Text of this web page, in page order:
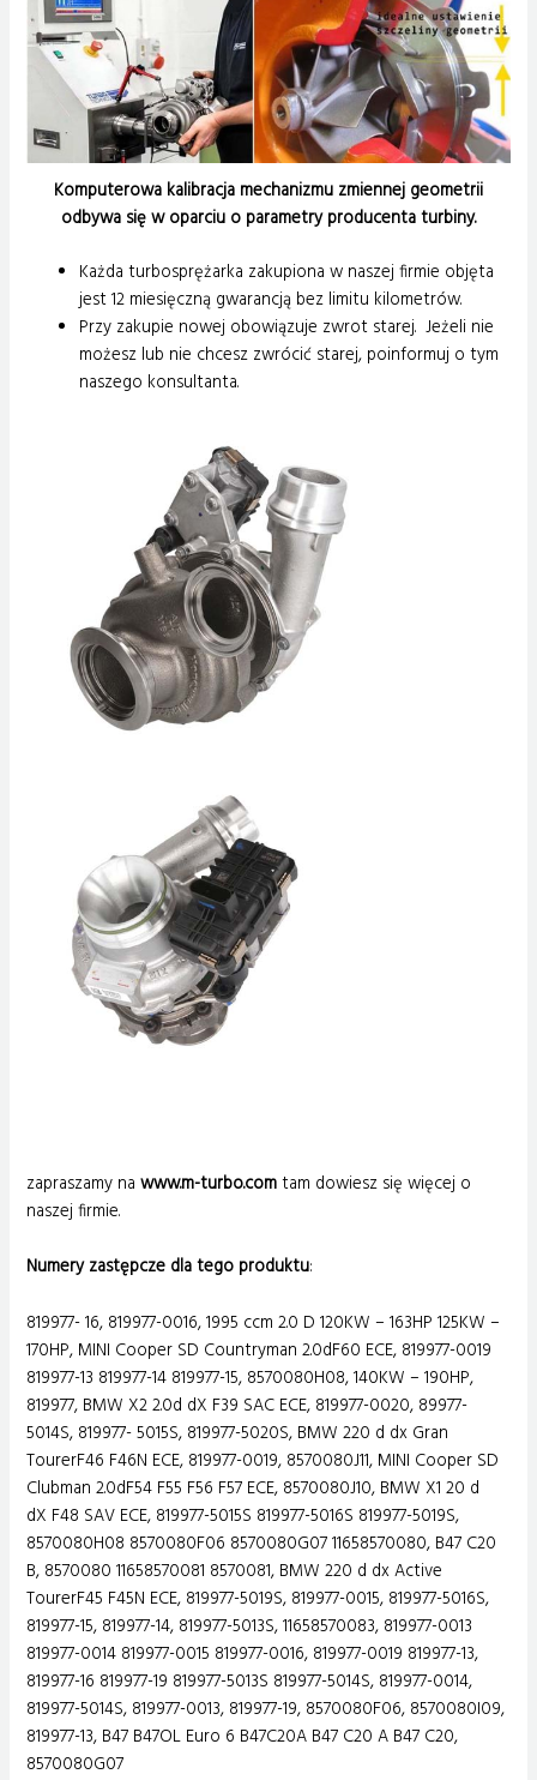
Komputerowa kalibracja mechanizmu zmiennej geometrii
odbywa się w oparciu o parametry producenta turbiny.
Każda turbosprężarka zakupiona w naszej firmie objęta
jest 12 miesięczną gwarancją bez limitu kilometrów.
Przy zakupie nowej obowiązuje zwrot starej. Jeżeli nie
możesz lub nie chcesz zwrócić starej, poinformuj o tym
naszego konsultanta.
zapraszamy nawww.m-turbo.comtam dowiesz się więcej o
naszej firmie.
Numery zastępcze dla tego produktu:
819977- 16, 819977-0016, 1995 ccm 2.0 D 120KW – 163HP 125KW –
170HP, MINI Cooper SD Countryman 2.0dF60 ECE, 819977-0019
819977-13 819977-14 819977-15, 8570080H08, 140KW – 190HP,
819977, BMW X2 2.0d dX F39 SAC ECE, 819977-0020, 89977-
5014S, 819977- 5015S, 819977-5020S, BMW 220 d dx Gran
TourerF46 F46N ECE, 819977-0019, 8570080J11, MINI Cooper SD
Clubman 2.0dF54 F55 F56 F57 ECE, 8570080J10, BMW X1 20 d
dX F48 SAV ECE, 819977-5015S 819977-5016S 819977-5019S,
8570080H08 8570080F06 8570080G07 11658570080, B47 C20
B, 8570080 11658570081 8570081, BMW 220 d dx Active
TourerF45 F45N ECE, 819977-5019S, 819977-0015, 819977-5016S,
819977-15, 819977-14, 819977-5013S, 11658570083, 819977-0013
819977-0014 819977-0015 819977-0016, 819977-0019 819977-13,
819977-16 819977-19 819977-5013S 819977-5014S, 819977-0014,
819977-5014S, 819977-0013, 819977-19, 8570080F06, 8570080I09,
819977-13, B47 B47OL Euro 6 B47C20A B47 C20 A B47 C20,
8570080G07